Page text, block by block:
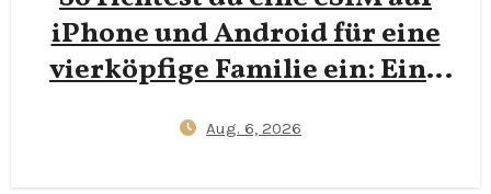
iPhone und Android für eine
vierköpfige Familie ein: Eine
2026 zur Reduzierung von
Aug. 6, 2026